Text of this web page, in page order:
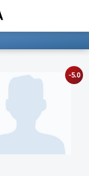
-5.0